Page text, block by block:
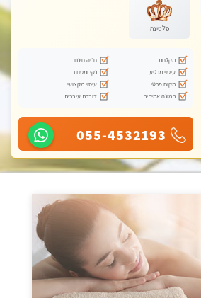
פלטינה
מקלחת
חניה חינם
עיסוי מרגיע
נקי ומסודר
מקום פרטי
עיסוי מקצועי
תמונה אמיתית
דוברת עיברית
055-4532193